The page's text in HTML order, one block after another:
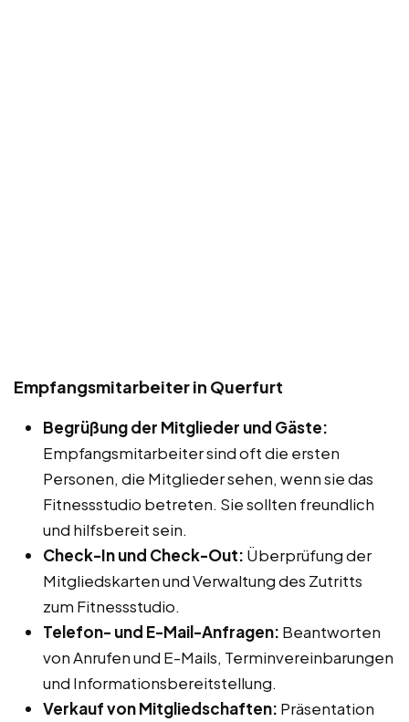
Empfangsmitarbeiter in Querfurt
Begrüßung der Mitglieder und Gäste:
Empfangsmitarbeiter sind oft die ersten
Personen, die Mitglieder sehen, wenn sie das
Fitnessstudio betreten. Sie sollten freundlich
und hilfsbereit sein.
Check-In und Check-Out: Überprüfung der
Mitgliedskarten und Verwaltung des Zutritts
zum Fitnessstudio.
Telefon- und E-Mail-Anfragen: Beantworten
von Anrufen und E-Mails, Terminvereinbarungen
und Informationsbereitstellung.
Verkauf von Mitgliedschaften: Präsentation